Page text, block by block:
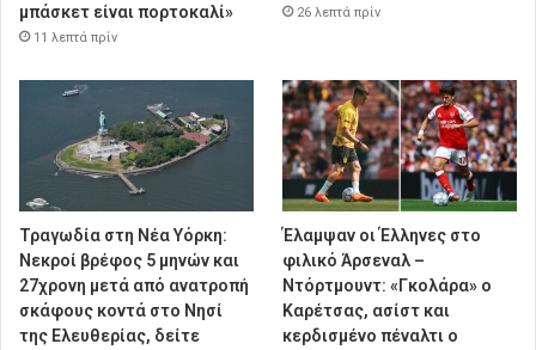
μπάσκετ είναι πορτοκαλί»
11 λεπτά πρίν
26 λεπτά πρίν
Τραγωδία στη Νέα Υόρκη:
Νεκροί βρέφος 5 μηνών και
27χρονη μετά από ανατροπή
σκάφους κοντά στο Νησί
της Ελευθερίας, δείτε
Έλαμψαν οι Έλληνες στο
φιλικό Άρσεναλ –
Ντόρτμουντ: «Γκολάρα» ο
Καρέτσας, ασίστ και
κερδισμένο πέναλτι ο